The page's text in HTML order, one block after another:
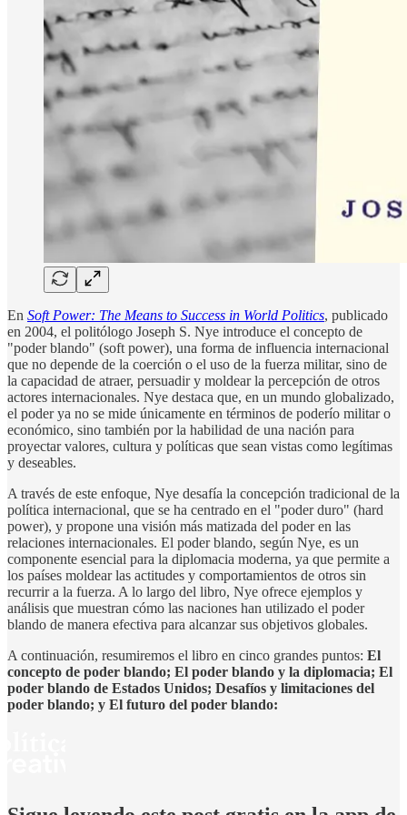
En Soft Power: The Means to Success in World Politics, publicado
en 2004, el politólogo Joseph S. Nye introduce el concepto de
"poder blando" (soft power), una forma de influencia internacional
que no depende de la coerción o el uso de la fuerza militar, sino de
la capacidad de atraer, persuadir y moldear la percepción de otros
actores internacionales. Nye destaca que, en un mundo globalizado,
el poder ya no se mide únicamente en términos de poderío militar o
económico, sino también por la habilidad de una nación para
proyectar valores, cultura y políticas que sean vistas como legítimas
y deseables.
A través de este enfoque, Nye desafía la concepción tradicional de la
política internacional, que se ha centrado en el "poder duro" (hard
power), y propone una visión más matizada del poder en las
relaciones internacionales. El poder blando, según Nye, es un
componente esencial para la diplomacia moderna, ya que permite a
los países moldear las actitudes y comportamientos de otros sin
recurrir a la fuerza. A lo largo del libro, Nye ofrece ejemplos y
análisis que muestran cómo las naciones han utilizado el poder
blando de manera efectiva para alcanzar sus objetivos globales.
A continuación, resumiremos el libro en cinco grandes puntos: El
concepto de poder blando; El poder blando y la diplomacia; El
poder blando de Estados Unidos; Desafíos y limitaciones del
poder blando; y El futuro del poder blando: